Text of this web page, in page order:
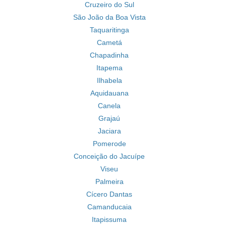
Cruzeiro do Sul
São João da Boa Vista
Taquaritinga
Cametá
Chapadinha
Itapema
Ilhabela
Aquidauana
Canela
Grajaú
Jaciara
Pomerode
Conceição do Jacuípe
Viseu
Palmeira
Cícero Dantas
Camanducaia
Itapissuma